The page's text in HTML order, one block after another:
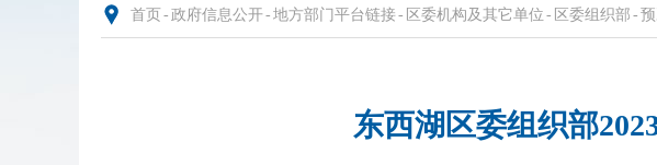
首页 - 政府信息公开- 地方部门平台链接- 区委机构及其它单位 - 区委组织部 -
东西湖区委组织部